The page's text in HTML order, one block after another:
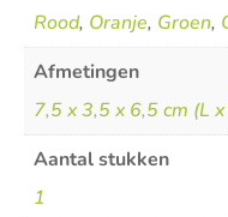
Rood, Oranje, Groen,
Afmetingen
7,5 x 3,5 x 6,5 cm (L
Aantal stukken
1